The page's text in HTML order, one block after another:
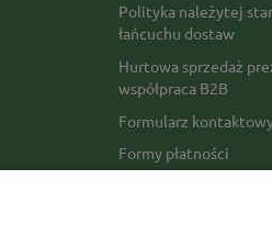
Polityka należytej
łańcuchu dostaw
Hurtowa sprzedaż
współpraca B2B
Formularz
Formy płatności